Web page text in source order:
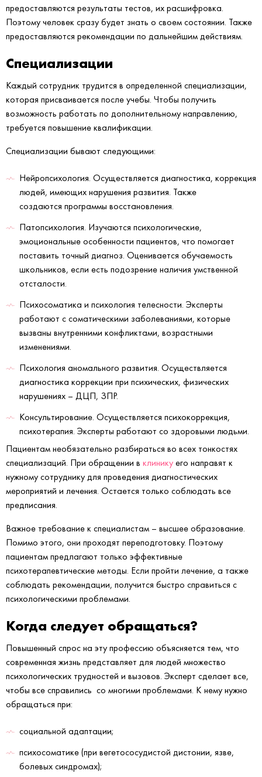
предоставляются результаты тестов, их расшифровка.
Поэтому человек сразу будет знать о своем состоянии. Также
предоставляются рекомендации по дальнейшим действиям.
Специализации
Каждый сотрудник трудится в определенной специализации,
которая присваивается после учебы. Чтобы получить
возможность работать по дополнительному направлению,
требуется повышение квалификации.
Специализации бывают следующими:
Нейропсихология. Осуществляется диагностика, коррекция
людей, имеющих нарушения развития. Также
создаются программы восстановления.
Патопсихология. Изучаются психологические,
эмоциональные особенности пациентов, что помогает
поставить точный диагноз. Оценивается обучаемость
школьников, если есть подозрение наличия умственной
отсталости.
Психосоматика и психология телесности. Эксперты
работают с соматическими заболеваниями, которые
вызваны внутренними конфликтами, возрастными
изменениями.
Психология аномального развития. Осуществляется
диагностика коррекции при психических, физических
нарушениях – ДЦП, ЗПР.
Консультирование. Осуществляется психокоррекция,
психотерапия. Эксперты работают со здоровыми людьми.
Пациентам необязательно разбираться во всех тонкостях
специализаций. При обращении в клинику его направят к
нужному сотруднику для проведения диагностических
мероприятий и лечения. Остается только соблюдать все
предписания.
Важное требование к специалистам – высшее образование.
Помимо этого, они проходят переподготовку. Поэтому
пациентам предлагают только эффективные
психотерапевтические методы. Если пройти лечение, а также
соблюдать рекомендации, получится быстро справиться с
психологическими проблемами.
Когда следует обращаться?
Повышенный спрос на эту профессию объясняется тем, что
современная жизнь представляет для людей множество
психологических трудностей и вызовов. Эксперт сделает все,
чтобы все справились со многими проблемами. К нему нужно
обращаться при:
социальной адаптации;
психосоматике (при вегетососудистой дистонии, язве,
болевых синдромах);